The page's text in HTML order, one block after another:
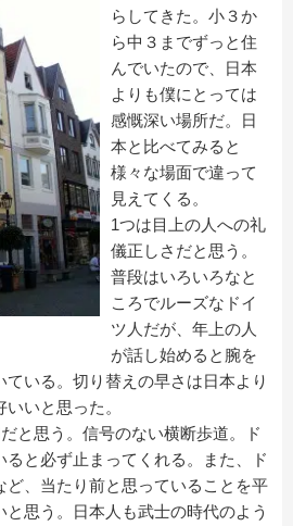
らしてきた。小３か
ら中３までずっと住
んでいたので、日本
よりも僕にとっては
感慨深い場所だ。日
本と比べてみると
様々な場面で違って
見えてくる。
1つは目上の人への礼
儀正しさだと思う。
普段はいろいろなと
ころでルーズなドイ
ツ人だが、年上の人
が話し始めると腕を
いる。切り替えの早さは日本より
いと思った。
と思う。信号のない横断歩道。ド
ると必ず止まってくれる。また、ド
ど、当たり前と思っていることを平
思う。日本人も武士の時代のよう